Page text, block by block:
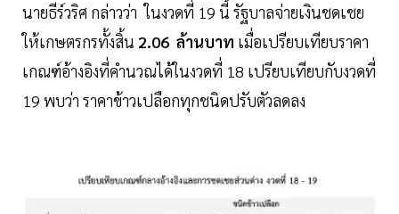
นายธีร์วริศ กล่าวว่า ในงวดที่ 19 นี้ รัฐบาลจ่ายเงินชดเชย
ให้เกษตรกรทั้งสิ้น 2.06 ล้านบาท เมื่อเปรียบเทียบราคา
เกณฑ์อ้างอิงที่คำนวณได้ในงวดที่ 18 เปรียบเทียบกับงวดที่
19 พบว่า ราคาข้าวเปลือกทุกชนิดปรับตัวลดลง